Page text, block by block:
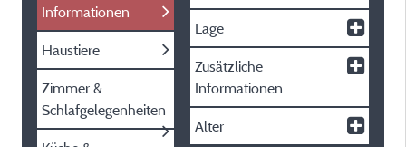
Informationen
Haustiere
Zimmer &
Schlafgelegenheiten
Lage
Zusätzliche
Informationen
Alter